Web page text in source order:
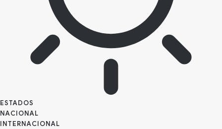
ESTADOS
NACIONAL
INTERNACIONAL